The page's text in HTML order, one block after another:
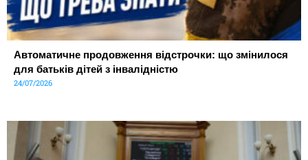
Автоматичне продовження відстрочки: що змінилося
для батьків дітей з інвалідністю
24/07/2026